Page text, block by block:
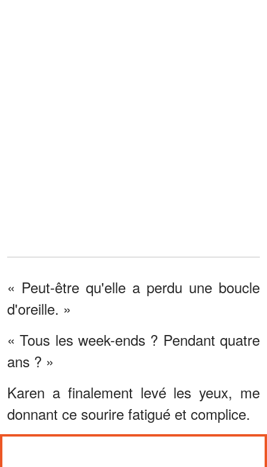
« Peut-être qu'elle a perdu une boucle
d'oreille. »
« Tous les week-ends ? Pendant quatre
ans ? »
Karen a finalement levé les yeux, me
donnant ce sourire fatigué et complice.